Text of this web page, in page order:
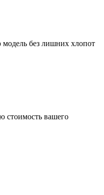
без лишних хлопот
стоимость вашего